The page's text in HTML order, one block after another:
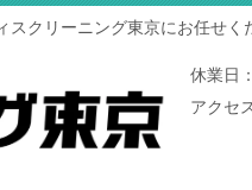
クリーニング東京にお任せく
休業日
アクセ